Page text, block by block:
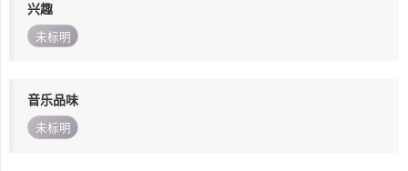
兴趣
未标明
音乐品味
未标明